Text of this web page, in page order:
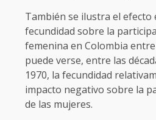
También se ilustra el efecto
fecundidad sobre la
femenina en Colombia entre
puede verse, entre las
1970, la fecundidad
impacto negativo sobre la
de las mujeres.